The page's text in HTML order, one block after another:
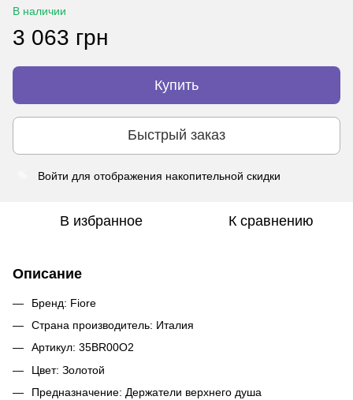
В наличии
3 063 грн
Купить
Быстрый заказ
Войти для отображения накопительной скидки
В избранное К сравнению
Описание
Бренд: Fiore
Страна производитель: Италия
Артикул: 35BR00O2
Цвет: Золотой
Предназначение: Держатели верхнего душа